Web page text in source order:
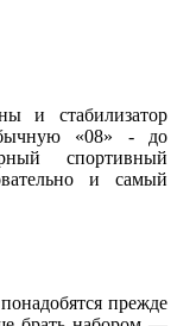
и стабилизатор
«08» - до
спортивный
и самый
прежде